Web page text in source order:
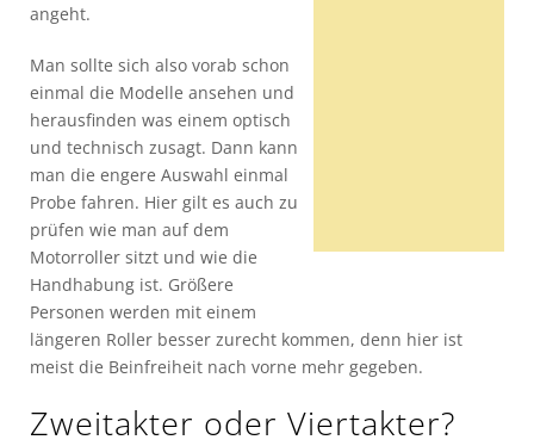
angeht.
Man sollte sich also vorab schon
einmal die Modelle ansehen und
herausfinden was einem optisch
und technisch zusagt. Dann kann
man die engere Auswahl einmal
Probe fahren. Hier gilt es auch zu
prüfen wie man auf dem
Motorroller sitzt und wie die
Handhabung ist. Größere
Personen werden mit einem
längeren Roller besser zurecht kommen, denn hier ist
meist die Beinfreiheit nach vorne mehr gegeben.
Zweitakter oder Viertakter?